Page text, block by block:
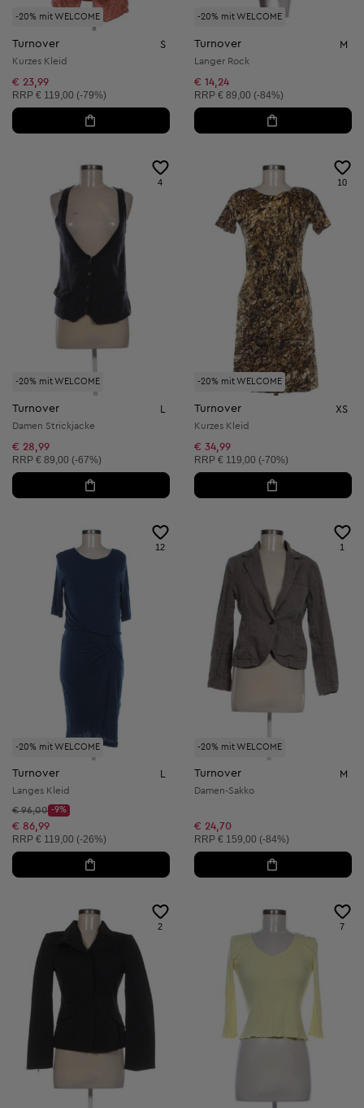
-20% mit WELCOME
Turnover S
Kurzes Kleid
€ 23,99
Unverbindliche Preisempfehlung:
RRP € 119,00 (-79%)
-20% mit WELCOME
Turnover M
Langer Rock
€ 14,24
Unverbindliche Preisempfehlung:
RRP € 89,00 (-84%)
-20% mit WELCOME
4
Turnover
Damen Strickjacke
€ 28,99
Unverbindliche Preisempfehlung:
RRP € 89,00 (-67%)
-20% mit WELCOME
10
Turnover XS
Kurzes Kleid
€ 34,99
Unverbindliche Preisempfehlung:
RRP € 119,00 (-70%)
-20% mit WELCOME
12
Turnover
Langes Kleid
Startpreis:
€ 96,00
Discount Price:
-9%
Reduzierter Preis:
€ 86,99
Unverbindliche Preisempfehlung:
RRP € 119,00 (-26%)
-20% mit WELCOME
1
Turnover M
Damen-Sakko
€ 24,70
Unverbindliche Preisempfehlung:
RRP € 159,00 (-84%)
2 7